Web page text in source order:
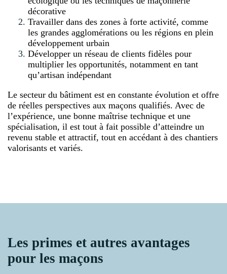
décorative
Travailler dans des zones à forte activité, comme
les grandes agglomérations ou les régions en plein
développement urbain
Développer un réseau de clients fidèles pour
multiplier les opportunités, notamment en tant
qu’artisan indépendant
Le secteur du bâtiment est en constante évolution et offre
de réelles perspectives aux maçons qualifiés. Avec de
l’expérience, une bonne maîtrise technique et une
spécialisation, il est tout à fait possible d’atteindre un
revenu stable et attractif, tout en accédant à des chantiers
valorisants et variés.
Les primes et autres avantages
pour les maçons